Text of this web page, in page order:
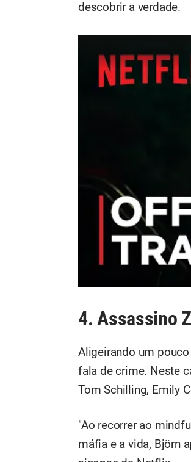
descobrir a verdade.
4. Assassino
Aligeirando um
fala de crime. Neste
Tom Schilling, Emily
"Ao recorrer ao
máfia e a vida, Björn